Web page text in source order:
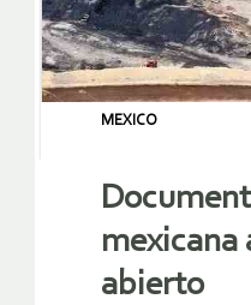
MEXICO
mexicana
abierto